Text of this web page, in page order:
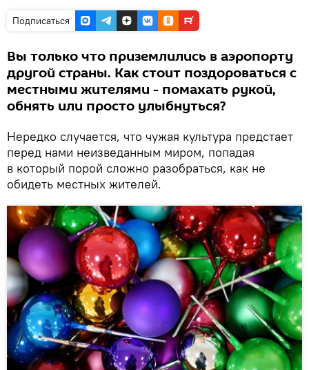
Подписаться
Вы только что приземлились в аэропорту
другой страны. Как стоит поздороваться с
местными жителями - помахать рукой,
обнять или просто улыбнуться?
Нередко случается, что чужая культура предстает
перед нами неизведанным миром, попадая
в который порой сложно разобраться, как не
обидеть местных жителей.